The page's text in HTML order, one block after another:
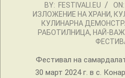
2024-
03-
26
BY: FESTIVALI.EU ON:
ИЗЛОЖЕНИЕ НА ХРАНИ,
КУЛИНАРНА
РАБОТИЛНИЦА, НАЙ-
Фестивал на
30 март 2024 г. в с.